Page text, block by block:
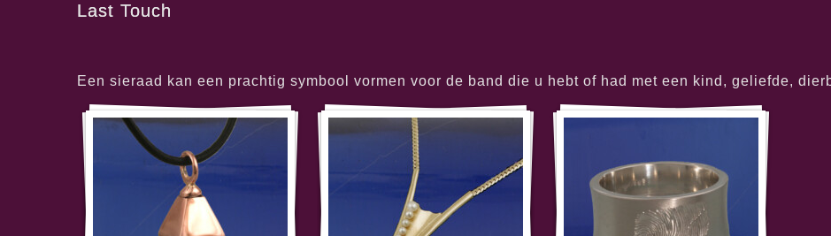
Last Touch
Een sieraad kan een prachtig symbool vormen voor de band die u hebt of had met een kind, geliefde,